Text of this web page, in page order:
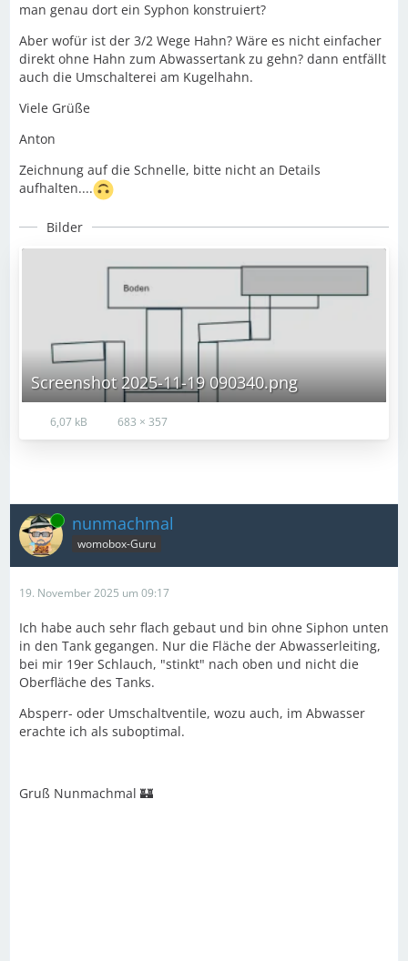
man genau dort ein Syphon konstruiert?
Aber wofür ist der 3/2 Wege Hahn? Wäre es nicht einfacher
direkt ohne Hahn zum Abwassertank zu gehn? dann entfällt
auch die Umschalterei am Kugelhahn.
Viele Grüße
Anton
Zeichnung auf die Schnelle, bitte nicht an Details
aufhalten....
Bilder
Screenshot 2025-11-19 090340.png
6,07 kB 683 × 357
Online nunmachmal
womobox-Guru
19. November 2025 um 09:17
Ich habe auch sehr flach gebaut und bin ohne Siphon unten
in den Tank gegangen. Nur die Fläche der Abwasserleiting,
bei mir 19er Schlauch, "stinkt" nach oben und nicht die
Oberfläche des Tanks.
Absperr- oder Umschaltventile, wozu auch, im Abwasser
erachte ich als suboptimal.
Gruß Nunmachmal 🏰